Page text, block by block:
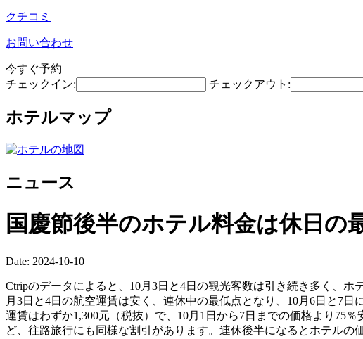
クチコミ
お問い合わせ
今すぐ予約
チェックイン:
チェックアウト:
ホテルマップ
ニュース
国慶節後半のホテル料金は休日の
Date: 2024-10-10
Ctripのデータによると、10月3日と4日の観光客数は引き続き多く、
月3日と4日の航空運賃は安く、連休中の最低点となり、10月6日と7
運賃はわずか1,300元（税抜）で、10月1日から7日までの価格より75
ど、往路旅行にも同様な割引があります。連休後半になるとホテル